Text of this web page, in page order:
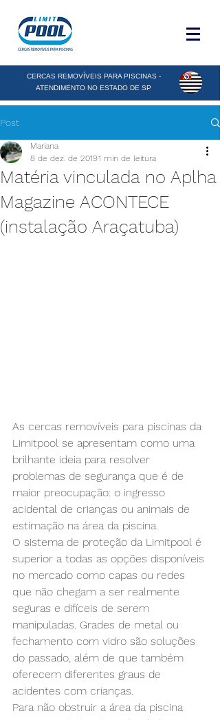
CERCAS REMOVÍVEIS PARA PISCINAS -
ATENDIMENTO NO ESTADO DE SP
Post
Matéria vinculada no Aplha
Magazine ACONTECE
(instalação Araçatuba)
Mariana
8 de dez. de 20191 min de leitura
As cercas removíveis para piscinas da
Limitpool se apresentam como uma
brilhante ideia para resolver
problemas de segurança que é de
maior preocupação: o ingresso
acidental de crianças ou animais de
estimação na área da piscina.
O sistema de proteção da Limitpool é
superior a todas as opções disponíveis
no mercado como capas ou redes
que não chegam a ser realmente
seguras e difíceis de serem
manipuladas. Grades de metal ou
fechamento com vidro são soluções
do passado, além de que também
oferecem diferentes graus de
acidentes com crianças.
Para não obstruir a área da piscina